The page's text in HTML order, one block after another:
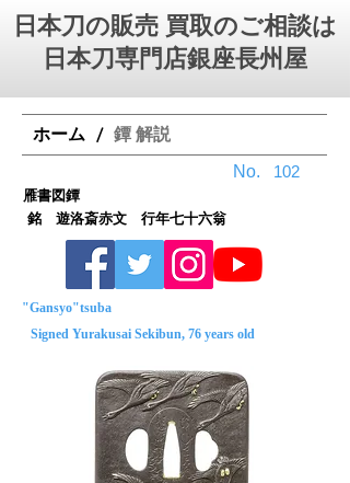
日本刀の販売 買取のご相談は
日本刀専門店銀座⻑州屋
ホーム / 鐔 解説
No.
銘 遊洛斎赤文 行年七十六翁
"Gansyo"tsuba
Signed Yurakusai Sekibun, 76 years old
雁書図鐔
102